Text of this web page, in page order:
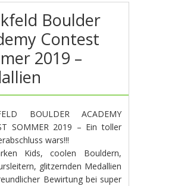
Boulder
Contest
2019 –
BOULDER ACADEMY
SOMMER 2019 – Ein toller
wars!!!
Kids, coolen Bouldern,
glitzernden Medallien
Bewirtung bei super